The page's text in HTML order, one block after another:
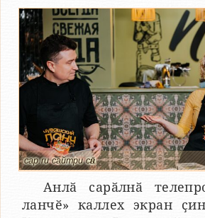
cap.ru сайтри сӑн
Анлӑ сарӑлнӑ
ланчӗ» каллех экран